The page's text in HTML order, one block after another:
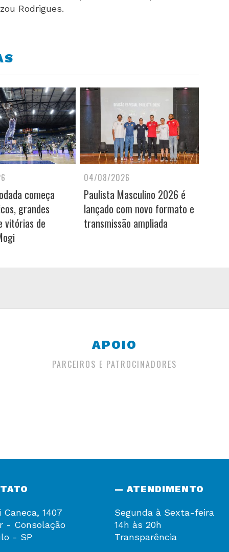
Rodrigues.
começa
grandes
vitórias de
04/08/2026
Paulista Masculino 2026 é
lançado com novo formato e
transmissão ampliada
APOIO
PARCEIROS E PATROCINADORES
Caneca, 1407
- Consolação
- SP
— ATENDIMENTO
Segunda à Sexta-feira
14h às 20h
Transparência